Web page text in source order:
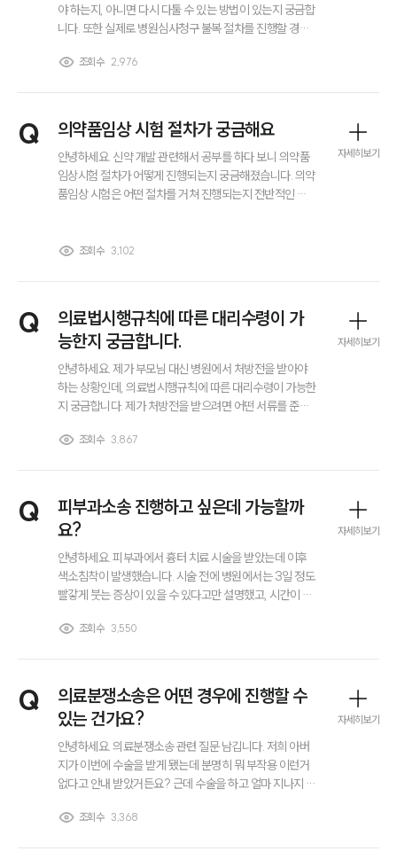
그룹소개
대륜의 강점
오시는 길
글로벌 파트너 로펌
고객의 소리
통합검색
AI대륜
주요 업무사례
법률지식인
고객후기
전체
구성원 소개
노동산재전문변호사
야 하는지, 아니면 다시 다툴 수 있는 방법이 있는지 궁금합
니다. 또한 실제로 병원심사청구 불복 절차를 진행할 경우
조회수 2,976
Q 의약품임상 시험 절차가 궁금해요
안녕하세요. 신약 개발 관련해서 공부를 하다 보니 의약품
임상시험 절차가 어떻게 진행되는지 궁금해졌습니다. 의약
품임상 시험은 어떤 절차를 거쳐 진행되는지 전반적인 과
알려주시면 감사하겠습니다.
조회수 3,102
자세히보기
Q
의료법시행규칙에 따른 대리수령이 가
능한지 궁금합니다.
안녕하세요. 제가 부모님 대신 병원에서 처방전을 받아야
하는 상황인데, 의료법시행규칙에 따른 대리수령이 가능한
지 궁금합니다. 제가 처방전을 받으려면 어떤 서류를 준비
니다. 신분증과 가족관계 증명서만 있으면 되는 건가요? 만조회수 3,867
자세히보기
Q
피부과소송 진행하고 싶은데 가능할까
요?
안녕하세요. 피부과에서 흉터 치료 시술을 받았는데 이후
색소침착이 발생했습니다. 시술 전에 병원에서는 3일 정도
빨갛게 붓는 증상이 있을 수 있다고만 설명했고, 시간이 지
데도 색소침착이 계속되고 있어 걱정이 큽니다. 이런 경우
조회수 3,550
자세히보기
Q
의료분쟁소송은 어떤 경우에 진행할 수
있는 건가요?
안녕하세요. 의료분쟁소송 관련 질문 남깁니다. 저희 아버
지가 이번에 수술을 받게 됐는데 분명히 뭐 부작용 이런거
없다고 안내 받았거든요? 근데 수술을 하고 얼마 지나지 않
만 어쨌든 안내를 받지 못했으니 저희 입장에서는 너무 당
조회수 3,368
자세히보기